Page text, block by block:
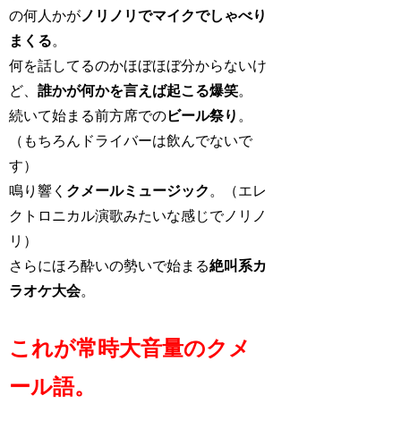
の何人かが ノリノリでマイクでしゃべり
まくる。
何を話してるのかほぼほぼ分からないけ
ど、誰かが何かを言えば起こる爆笑。
続いて始まる前方席でのビール祭り 。
（もちろんドライバーは飲んでないで
す）
鳴り響く クメールミュージック 。（エレ
クトロニカル演歌みたいな感じでノリノ
リ）
さらにほろ酔いの勢いで始まる絶叫系カ
ラオケ大会。
これが常時大音量のクメ
ール語。